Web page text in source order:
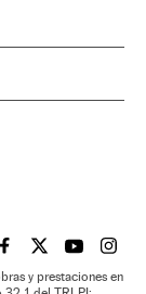
EL PAÍS BRASIL EN
EL PAÍSEL PAÍS
EL
y prestaciones en